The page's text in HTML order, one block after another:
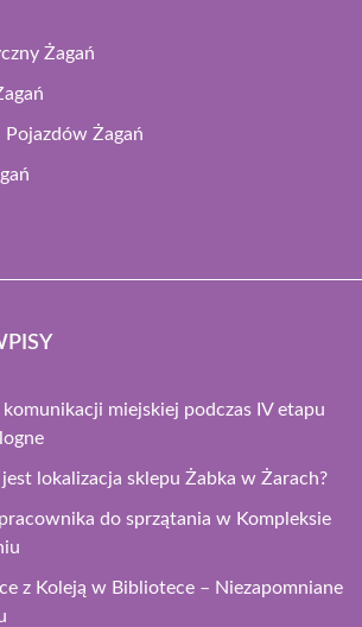
Żagań
Żagań
miejskiej podczas IV etapu
lokalizacja sklepu Żabka w Żarach?
do sprzątania w Kompleksie
z Koleją w Bibliotece – Niezapomniane